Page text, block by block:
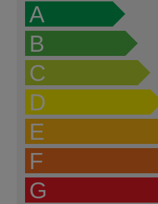
A
B
C
D
E
F
G